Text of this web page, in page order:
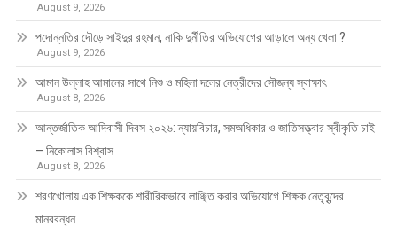
August 9, 2026
পদোন্নতির দৌড়ে সাইদুর রহমান, নাকি দুর্নীতির অভিযোগের আড়ালে অন্য খেলা ?
August 9, 2026
আমান উল্লাহ আমানের সাথে নিশু ও মহিলা দলের নেত্রীদের সৌজন্য স্বাক্ষাৎ
August 8, 2026
আন্তর্জাতিক আদিবাসী দিবস ২০২৬: ন্যায়বিচার, সমঅধিকার ও জাতিসত্ত্বার স্বীকৃতি চাই
– নিকোলাস বিশ্বাস
August 8, 2026
শরণখোলায় এক শিক্ষককে শারীরিকভাবে লাঞ্ছিত করার অভিযোগে শিক্ষক নেতৃবৃন্দের
মানববন্ধন